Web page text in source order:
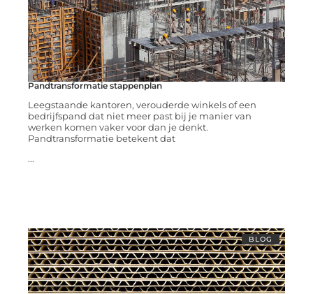
Pandtransformatie stappenplan
Leegstaande kantoren, verouderde winkels of een
bedrijfspand dat niet meer past bij je manier van
werken komen vaker voor dan je denkt.
Pandtransformatie betekent dat
...
BLOG